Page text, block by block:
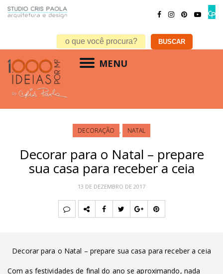
MENU
DECORAÇÃO , NATAL
Decorar para o Natal – prepare
sua casa para receber a ceia
13 DE DEZEMBRO DE 2017
Decorar para o Natal – prepare sua casa para receber a ceia
Com as festividades de final do ano se aproximando, nada